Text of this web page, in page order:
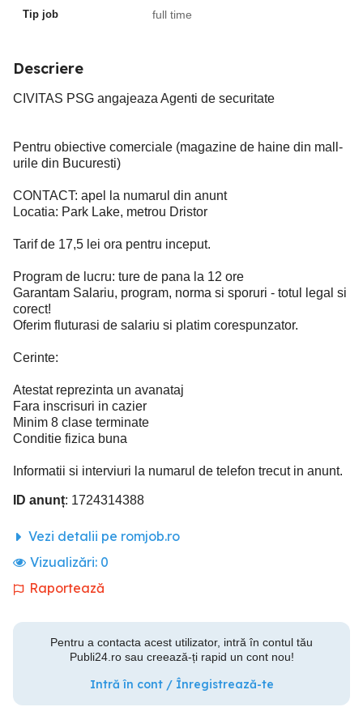
Tip job full time
Descriere
CIVITAS PSG angajeaza Agenti de securitate
Pentru obiective comerciale (magazine de haine din mall-
urile din Bucuresti)
CONTACT: apel la numarul din anunt
Locatia: Park Lake, metrou Dristor
Tarif de 17,5 lei ora pentru inceput.
Program de lucru: ture de pana la 12 ore
Garantam Salariu, program, norma si sporuri - totul legal si
corect!
Oferim fluturasi de salariu si platim corespunzator.
Cerinte:
Atestat reprezinta un avanataj
Fara inscrisuri in cazier
Minim 8 clase terminate
Conditie fizica buna
Informatii si interviuri la numarul de telefon trecut in anunt.
ID anunț: 1724314388
Vezi detalii pe romjob.ro
Vizualizări: 0
Raportează
Pentru a contacta acest utilizator, intră în contul tău
Publi24.ro sau creează-ți rapid un cont nou!
Intră în cont / Înregistrează-te